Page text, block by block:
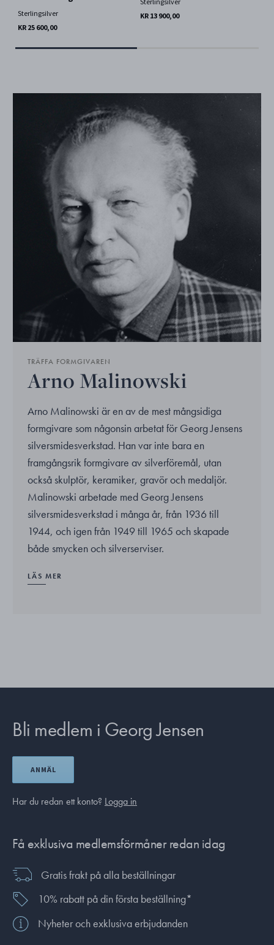
Sterlingsilver
KR 25 600,00
KR 13 900,00
TRÄFFA FORMGIVAREN
Arno Malinowski
Arno Malinowski är en av de mest mångsidiga
formgivare som någonsin arbetat för Georg Jensens
silversmidesverkstad. Han var inte bara en
framgångsrik formgivare av silverföremål, utan
också skulptör, keramiker, gravör och medaljör.
Malinowski arbetade med Georg Jensens
silversmidesverkstad i många år, från 1936 till
1944, och igen från 1949 till 1965 och skapade
både smycken och silverserviser.
LÄS MER
Bli medlem i Georg Jensen
ANMÄL
Har du redan ett konto? Logga in
Få exklusiva medlemsförmåner redan idag
Gratis frakt på alla beställningar
10% rabatt på din första beställning*
Nyheter och exklusiva erbjudanden